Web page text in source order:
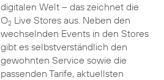
digitalen Welt – das zeichnet die
O2Live Stores aus. Neben den
wechselnden Events in den Stores
gibt es selbstverständlich den
gewohnten Service sowie die
passenden Tarife, aktuellsten